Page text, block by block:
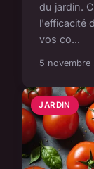
du jardin.
l'efficacité
vos co...
5 novembre
JARDIN